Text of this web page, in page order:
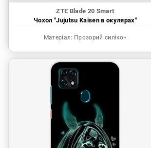
ZTE Blade 20 Smart
Чохол "Jujutsu Kaisen в окулярах"
Матеріал: Прозорий силікон